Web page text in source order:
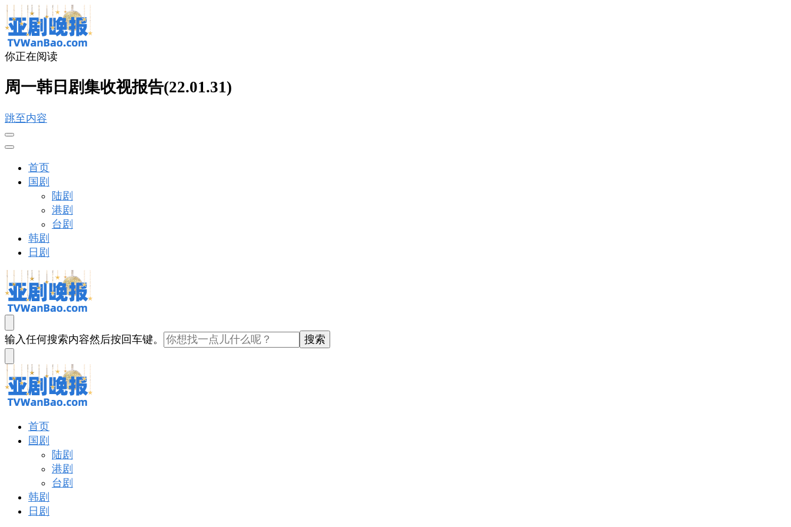
你正在阅读
周一韩日剧集收视报告(22.01.31)
跳至内容
首页
国剧
陆剧
港剧
台剧
韩剧
日剧
亚剧晚报
戏里戏外看亚洲
找
什
么
东
西
吗?
输入任何搜索内容然后按回车键。
亚剧晚报
戏里戏外看亚洲
首页
国剧
陆剧
港剧
台剧
韩剧
日剧